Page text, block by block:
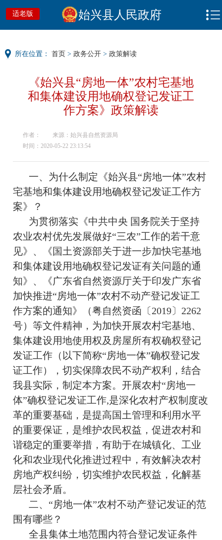
适老版 始兴县人民政府
所在位置： 首页 > 政务公开 > 政策解读
《始兴县“房地一体”农村宅基地
和集体建设用地确权登记发证工
作方案》政策解读
作者：
来源：始兴县自然资源局
时间：2020-05-22 23:13:54
一、为什么制定《始兴县“房地一体”农村
宅基地和集体建设用地确权登记发证工作方
案》？
为贯彻落实《中共中央 国务院关于坚持
农业农村优先发展做好“三农”工作的若干意
见》、《国土资源部关于进一步加快宅基地
和集体建设用地确权登记发证有关问题的通
知》、《广东省自然资源厅关于印发广东省
加快推进“房地一体”农村不动产登记发证工
作方案的通知》（粤自然资函〔2019〕2262
号）等文件精神，为加快开展农村宅基地、
集体建设用地使用权及房屋所有权确权登记
发证工作（以下简称“房地一体”确权登记发
证工作），切实保障农民不动产权利，结合
我县实际，制定本方案。开展农村“房地一
体”确权登记发证工作,是深化农村产权制度改
革的重要基础，是提高国土管理和利用水平
的重要保证，是维护农民权益，促进农村和
谐稳定的重要举措，有助于在城镇化、工业
化和农业现代化推进过程中，有效解决农村
房地产权纠纷，切实维护农民权益，化解基
层社会矛盾。
二、“房地一体”农村不动产登记发证的范
围有哪些？
全县集体土地范围内符合登记发证条件